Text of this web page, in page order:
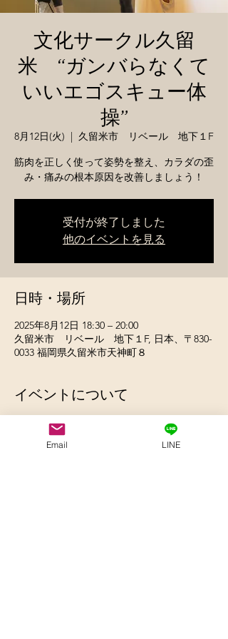
文化サークル久留
米 “ガンバらなくて
いいエゴスキュー体
操”
8月12日(火)
  |
久留米市 リベール 地下１F
筋肉を正しく使って姿勢を整え、カラダの歪
み・痛みの根本原因を改善しましょう！
受付が終了しました
他のイベントを見る
日時・場所
2025年8月12日 18:30 – 20:00
久留米市 リベール 地下１F, 日本、〒830-
0033 福岡県久留米市天神町８
イベントについて
お申込はこちら　⇨  　☎︎0942-34-4744
Email LINE